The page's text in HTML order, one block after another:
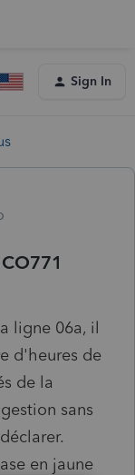
Sign In
ligne 06a, il
d'heures de
de la
sans
en jaune